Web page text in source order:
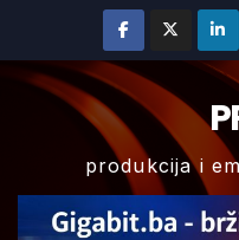
content
produkcija i